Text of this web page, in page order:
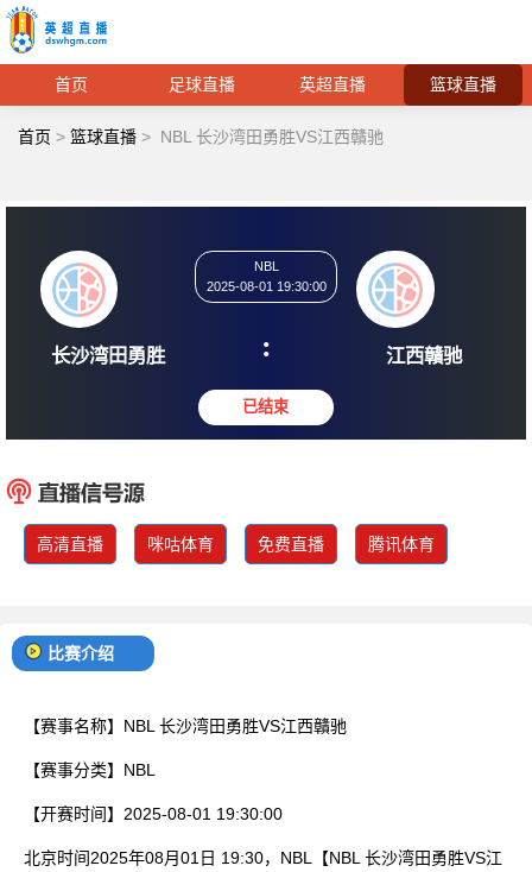
首页 足球直播 英超直播 篮球直播
首页 > 篮球直播 > NBL 长沙湾田勇胜VS江西贛驰
长沙湾田勇胜
2025-08-01 19:30:00
: 江西
高清直播 咪咕体育 免费直播 腾讯体育
比赛介绍
【赛事名称】 NBL 长沙湾田勇胜VS江西贛驰
【赛事分类】 NBL
【开赛时间】 2025-08-01 19:30:00
北京时间2025年08月01日 19:30，NBL【NBL 长沙湾田勇胜VS江